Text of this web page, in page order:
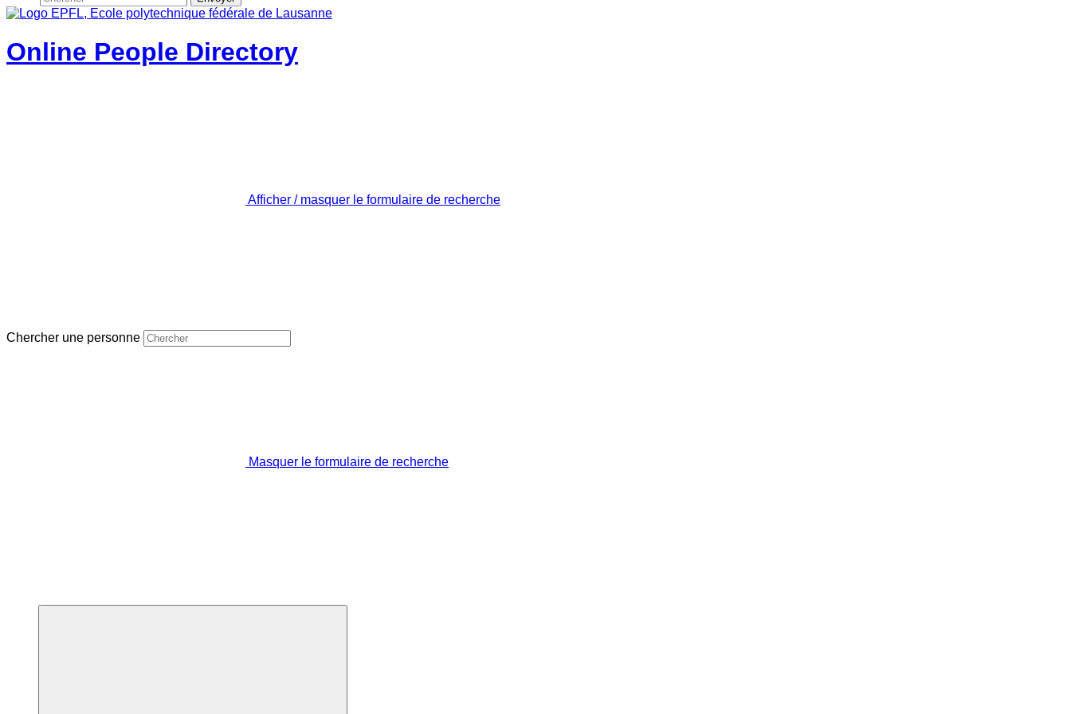
Online People Directory
Afficher / masquer le formulaire de recherche
Chercher une personne
Masquer le formulaire de recherche